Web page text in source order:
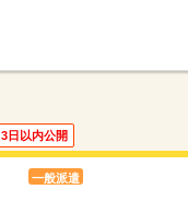
3日以内公開
一般派遣